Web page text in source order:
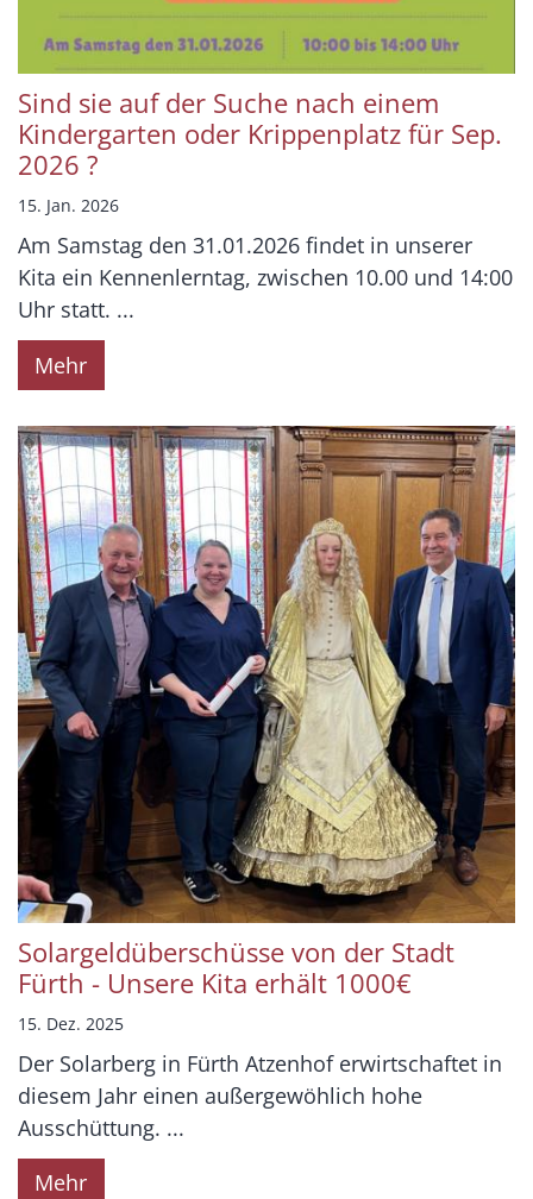
Sind sie auf der Suche nach einem
Kindergarten oder Krippenplatz für Sep.
2026 ?
15. Jan. 2026
Am Samstag den 31.01.2026 findet in unserer
Kita ein Kennenlerntag, zwischen 10.00 und 14:00
Uhr statt. ...
Mehr
Solargeldüberschüsse von der Stadt
Fürth - Unsere Kita erhält 1000€
15. Dez. 2025
Der Solarberg in Fürth Atzenhof erwirtschaftet in
diesem Jahr einen außergewöhlich hohe
Ausschüttung. ...
Mehr